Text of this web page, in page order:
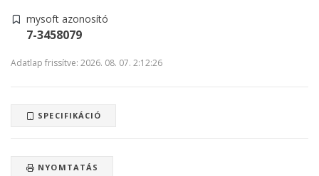
mysoft azonosító
7-3458079
Adatlap frissítve: 2026. 08. 07. 2:12:26
SPECIFIKÁCIÓ
NYOMTATÁS